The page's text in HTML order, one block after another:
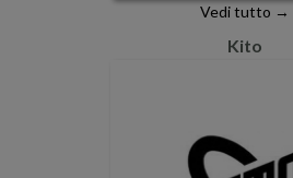
Vedi tutto →
Kito